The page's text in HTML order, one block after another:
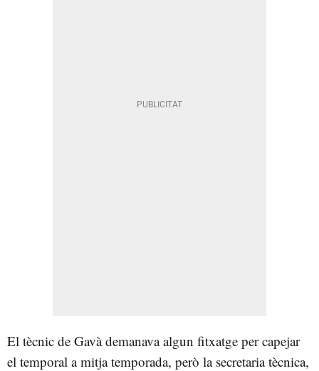
El tècnic de Gavà demanava algun fitxatge per capejar
el temporal a mitja temporada, però la secretaria tècnica,